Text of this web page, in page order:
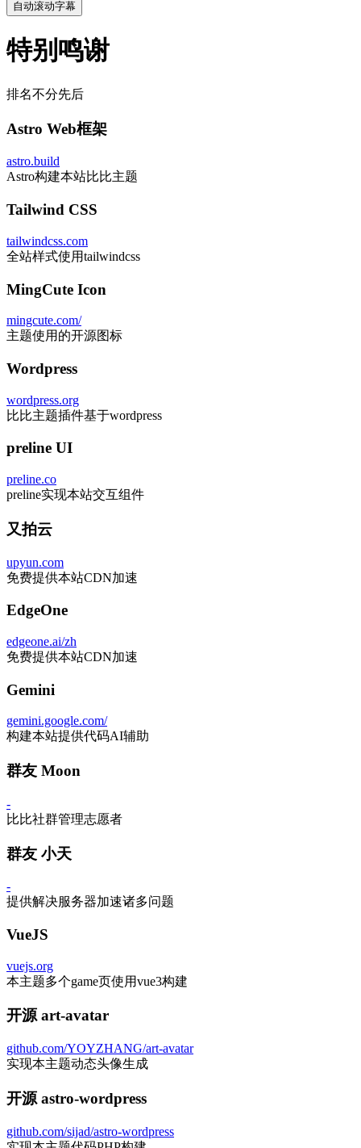
自动滚动字幕
特别鸣谢
排名不分先后
Astro Web框架
astro.build
Astro构建本站比比主题
Tailwind CSS
tailwindcss.com
全站样式使用tailwindcss
MingCute Icon
mingcute.com/
主题使用的开源图标
Wordpress
wordpress.org
比比主题插件基于wordpress
preline UI
preline.co
preline实现本站交互组件
又拍云
upyun.com
免费提供本站CDN加速
EdgeOne
edgeone.ai/zh
免费提供本站CDN加速
Gemini
gemini.google.com/
构建本站提供代码AI辅助
群友 Moon
-
比比社群管理志愿者
群友 小天
-
提供解决服务器加速诸多问题
VueJS
vuejs.org
本主题多个game页使用vue3构建
开源 art-avatar
github.com/YOYZHANG/art-avatar
实现本主题动态头像生成
开源 astro-wordpress
github.com/sijad/astro-wordpress